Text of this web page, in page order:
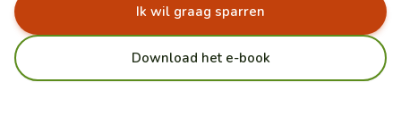
Ik wil graag sparren
Download het e-book